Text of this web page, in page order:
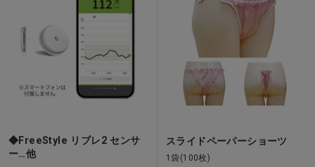
◆FreeStyle リブレ2 センサ
ー…他
スライドペーパーショーツ
1袋(100枚)